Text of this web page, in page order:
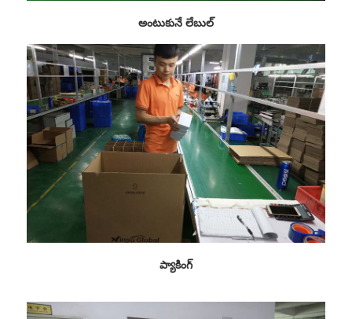
అంటుకునే లేబుల్
ప్యాకింగ్